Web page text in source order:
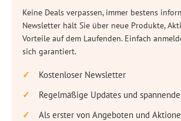
Keine Deals verpassen, immer bestens
Newsletter hält Sie über neue Produkte,
Vorteile auf dem Laufenden. Einfach
sich garantiert.
Kostenloser Newsletter
Regelmäßige Updates und
Als erster von Angeboten und